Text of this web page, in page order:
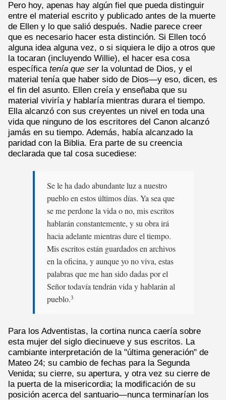
Pero hoy, apenas hay algún fiel que pueda distinguir
entre el material escrito y publicado antes de la muerte
de Ellen y lo que salió después. Nadie parece creer
que es necesario hacer esta distinción. Si Ellen tocó
alguna idea alguna vez, o si siquiera le dijo a otros que
la tocaran (incluyendo Willie), el hacer esa cosa
específica tenía que serla voluntad de Dios, y el
material tenía que haber sido de Dios—y eso, dicen, es
el fin del asunto. Ellen creía y enseñaba que su
material viviría y hablaría mientras durara el tiempo.
Ella alcanzó con sus creyentes un nivel en toda una
vida que ninguno de los escritores del Canon alcanzó
jamás en su tiempo. Además, había alcanzado la
paridad con la Biblia. Era parte de su creencia
declarada que tal cosa sucediese:
Se le ha dado abundante luz a nuestro
pueblo en estos últimos días. Ya sea que
se me perdone la vida o no, mis escritos
hablarán constantemente, y su obra irá
hacia adelante mientras dure el tiempo.
Mis escritos están guardados en archivos
en la oficina, y aunque yo no viva, estas
palabras que me han sido dadas por el
Señor todavía tendrán vida y hablarán al
pueblo.3
Para los Adventistas, la cortina nunca caería sobre
esta mujer del siglo diecinueve y sus escritos. La
cambiante interpretación de la "última generación" de
Mateo 24; su cambio de fechas para la Segunda
Venida; su cierre, su apertura, y otra vez su cierre de
la puerta de la misericordia; la modificación de su
posición acerca del santuario—nunca terminarían los